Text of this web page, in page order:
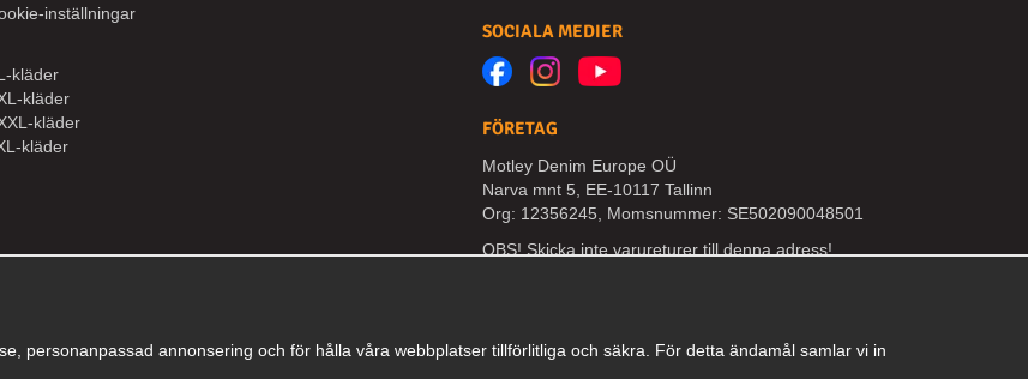
inställningar
kläder
kläder
kläder
kläder
SOCIALA MEDIER
FÖRETAG
Motley Denim Europe OÜ
Narva mnt 5, EE-10117 Tallinn
Org: 12356245, Momsnummer: SE502090048501
OBS! Skicka inte varureturer till denna adress!
personanpassad annonsering och för hålla våra webbplatser tillförlitliga och säkra. För detta ändamål samlar vi in